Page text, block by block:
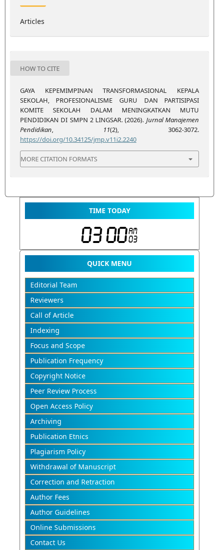
Articles
HOW TO CITE
GAYA KEPEMIMPINAN TRANSFORMASIONAL KEPALA
SEKOLAH, PROFESIONALISME GURU DAN PARTISIPASI
KOMITE SEKOLAH DALAM MENINGKATKAN MUTU
PENDIDIKAN DI SMPN 2 LINGSAR. (2026). Jurnal Manajemen
Pendidikan, 11(2), 3062-3072.
https://doi.org/10.34125/jmp.v11i2.2240
MORE CITATION FORMATS
TIME TODAY
QUICK MENU
Editorial Team
Reviewers
Call of Article
Indexing
Focus and Scope
Publication Frequency
Copyright Notice
Peer Review Process
Open Access Policy
Archiving
Publication Etnics
Plagiarism Policy
Withdrawal of Manuscript
Correction and Retraction
Author Fees
Author Guidelines
Online Submissions
Contact Us